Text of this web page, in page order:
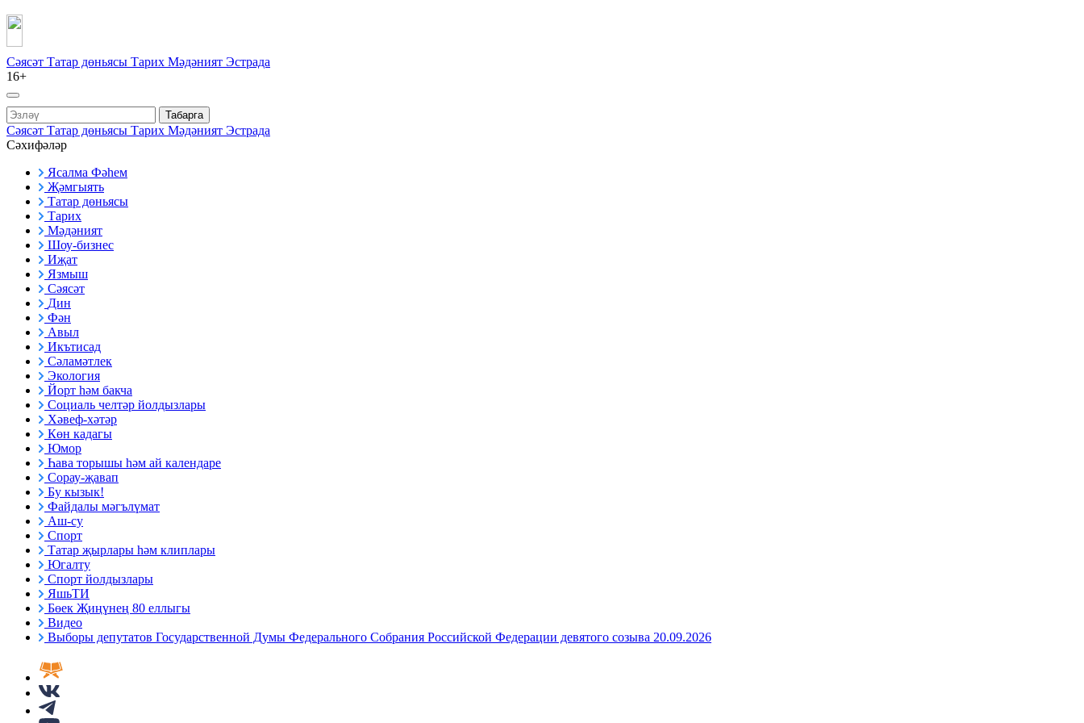
Сәясәт Татар дөньясы Тарих Мәдәният Эстрада
16+
Табарга
Сәясәт Татар дөньясы Тарих Мәдәният Эстрада
Сәхифәләр
Ясалма Фәһем
Җәмгыять
Татар дөньясы
Тарих
Мәдәният
Шоу-бизнес
Иҗат
Язмыш
Сәясәт
Дин
Фән
Авыл
Икътисад
Сәламәтлек
Экология
Йорт һәм бакча
Социаль челтәр йолдызлары
Хәвеф-хәтәр
Көн кадагы
Юмор
Һава торышы һәм ай календаре
Сорау-җавап
Бу кызык!
Файдалы мәгълүмат
Аш-су
Спорт
Татар җырлары һәм клиплары
Югалту
Спорт йолдызлары
ЯшьТИ
Бөек Җиңүнең 80 еллыгы
Видео
Выборы депутатов Государственной Думы Федерального Собрания Российской Федерации девятого созыва 20.09.2026